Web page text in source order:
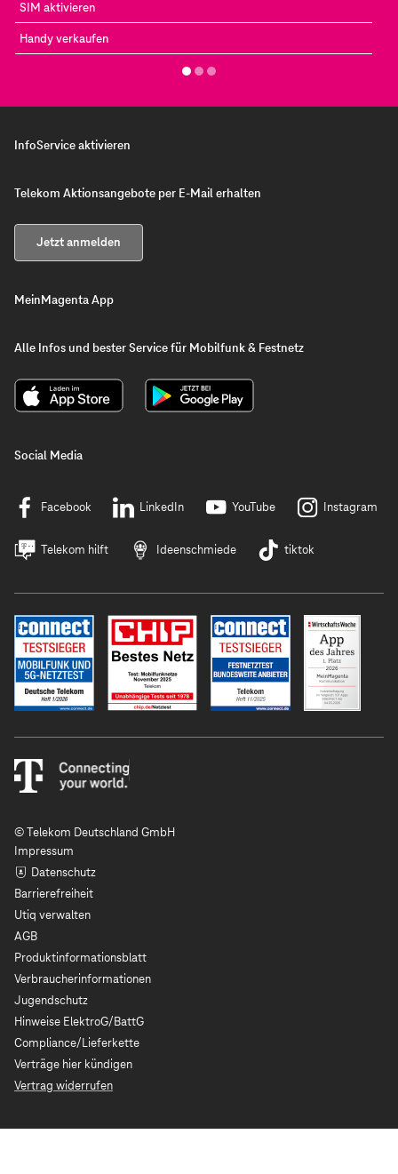
SIM aktivieren
Handy verkaufen
InfoService aktivieren
Telekom Aktionsangebote per E-Mail erhalten
Jetzt anmelden
MeinMagenta App
Alle Infos und bester Service für Mobilfunk & Festnetz
Social Media
Facebook LinkedIn YouTube Instagram
Telekom hilft Ideenschmiede tiktok
© Telekom Deutschland GmbH
Impressum
Datenschutz
Barrierefreiheit
Utiq verwalten
AGB
Produktinformationsblatt
Verbraucherinformationen
Jugendschutz
Hinweise ElektroG/BattG
Compliance/Lieferkette
Verträge hier kündigen
Vertrag widerrufen